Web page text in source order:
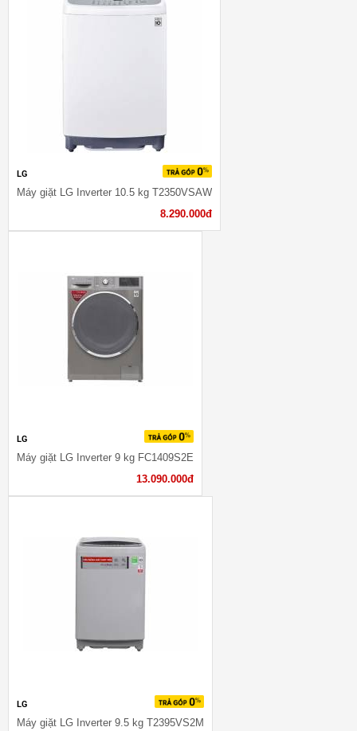
LG
Máy giặt LG Inverter 10.5 kg T2350VSAW
8.290.000đ
LG
Máy giặt LG Inverter 9 kg FC1409S2E
13.090.000đ
LG
Máy giặt LG Inverter 9.5 kg T2395VS2M